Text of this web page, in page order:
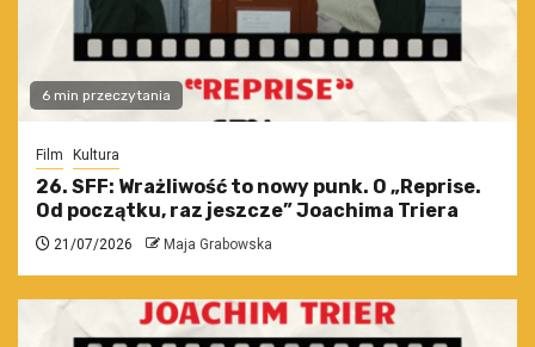
6 min przeczytania
Film Kultura
26. SFF: Wrażliwość to nowy punk. O „Reprise.
Od początku, raz jeszcze” Joachima Triera
21/07/2026 Maja Grabowska